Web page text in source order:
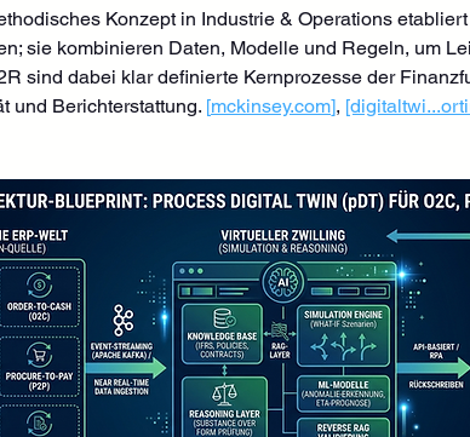
Konzept in Industrie & Operations
sie kombinieren Daten, Modelle und Regeln, um
sind dabei klar definierte Kernprozesse der
und Berichterstattung. [mckinsey.com], [digitaltwi...